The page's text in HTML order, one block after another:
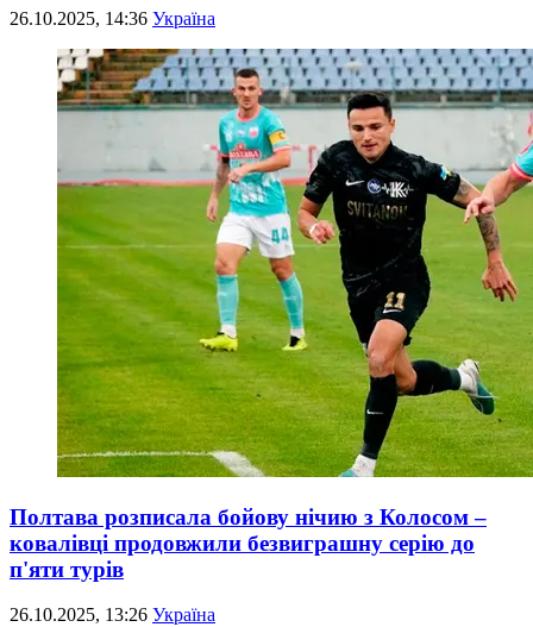
26.10.2025, 14:36 Україна
Полтава розписала бойову нічию з Колосом –
ковалівці продовжили безвиграшну серію до
п'яти турів
26.10.2025, 13:26 Україна